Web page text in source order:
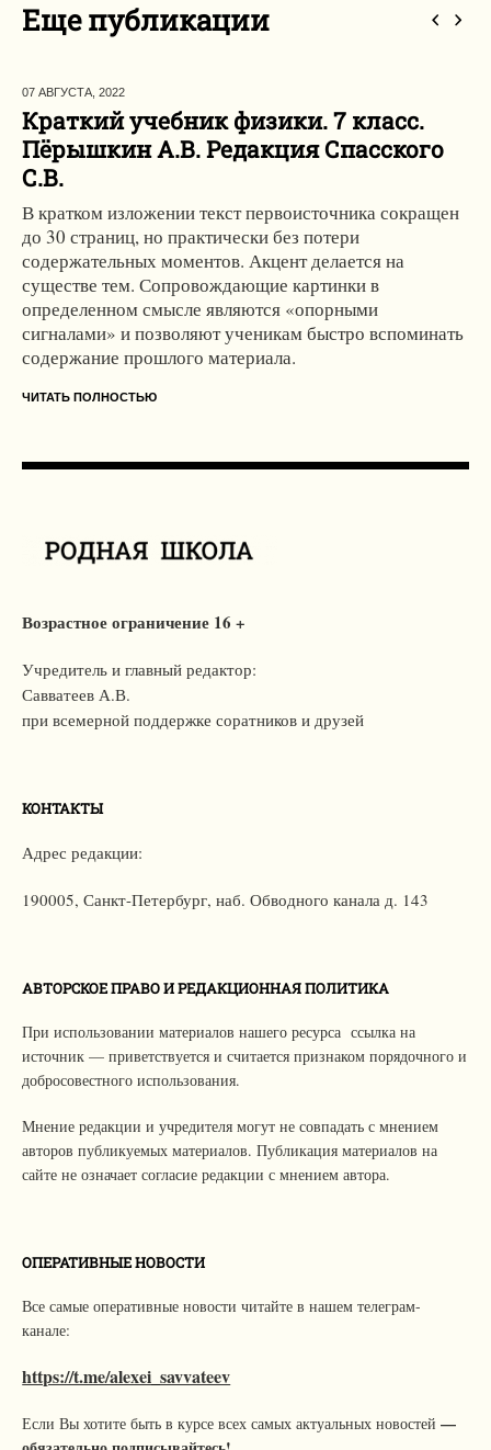
Еще публикации
07 АВГУСТА, 2022
Краткий учебник физики. 7 класс.
Пёрышкин А.В. Редакция Спасского
С.В.
В кратком изложении текст первоисточника сокращен
до 30 страниц, но практически без потери
содержательных моментов. Акцент делается на
существе тем. Сопровождающие картинки в
определенном смысле являются «опорными
сигналами» и позволяют ученикам быстро вспоминать
содержание прошлого материала.
ЧИТАТЬ ПОЛНОСТЬЮ
Возрастное ограничение 16 +
Учредитель и главный редактор:
Савватеев А.В.
при всемерной поддержке соратников и друзей
КОНТАКТЫ
Адрес редакции:
190005, Санкт-Петербург,наб. Обводного канала д. 143
АВТОРСКОЕ ПРАВО И РЕДАКЦИОННАЯ ПОЛИТИКА
При использовании материалов нашего ресурса ссылка на
источник — приветствуется и считается признаком порядочного и
добросовестного использования.
Мнение редакции и учредителя могут не совпадать с мнением
авторов публикуемых материалов. Публикация материалов на
сайте не означает согласие редакции с мнением автора.
ОПЕРАТИВНЫЕ НОВОСТИ
Все самые оперативные новости читайте в нашем телеграм-
канале:
https://t.me/alexei_savvateev
Если Вы хотите быть в курсе всех самых актуальных новостей—